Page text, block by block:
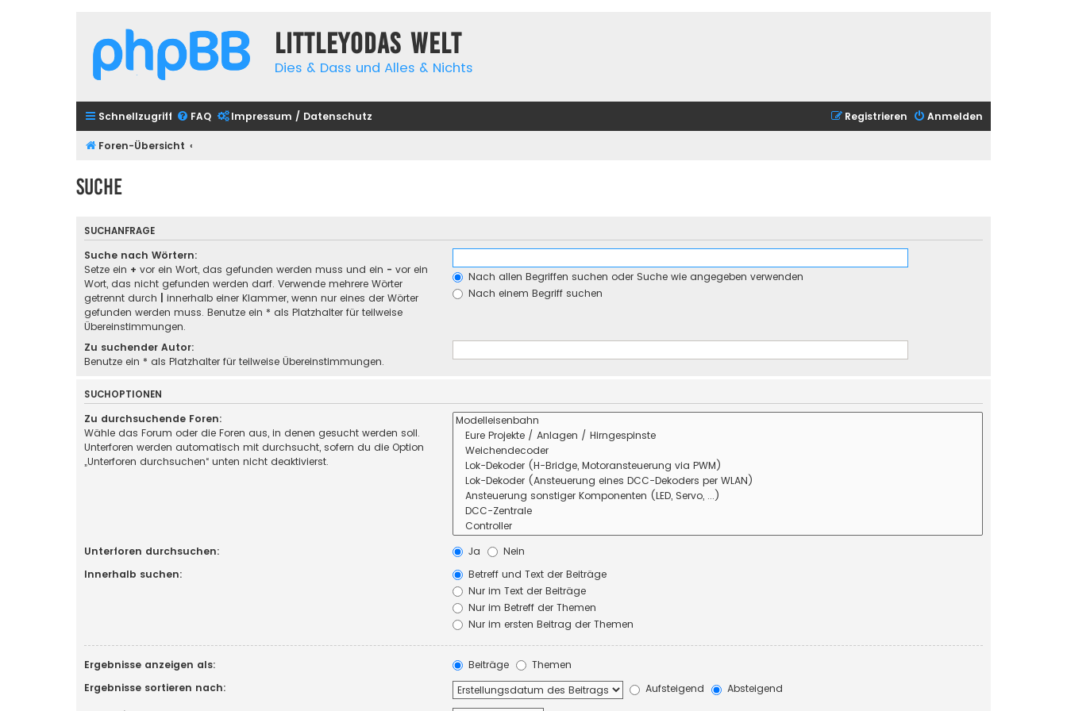
Littleyodas Welt
Dies & Dass und Alles & Nichts
Schnellzugriff FAQ Impressum / Datenschutz Anmelden
Registrieren
Foren-Übersicht
Suche
SUCHANFRAGE
Suche nach Wörtern:
Setze ein + vor ein Wort, das gefunden werden muss und ein - vor ein
Wort, das nicht gefunden werden darf. Verwende mehrere Wörter
getrennt durch
innerhalb einer Klammer, wenn nur eines der Wörter
gefunden werden muss. Benutze ein * als Platzhalter für teilweise
Übereinstimmungen.
Nach allen Begriffen suchen oder Suche wie angegeben verwenden
Nach einem Begriff suchen
Zu suchender Autor:
Benutze ein * als Platzhalter für teilweise Übereinstimmungen.
SUCHOPTIONEN
Zu durchsuchende Foren:
Wähle das Forum oder die Foren aus, in denen gesucht werden soll.
Unterforen werden automatisch mit durchsucht, sofern du die Option
„Unterforen durchsuchen“ unten nicht deaktivierst.
Unterforen durchsuchen: Ja
Nein
Innerhalb suchen:
Betreff und Text der Beiträge
Nur im Text der Beiträge
Nur im Betreff der Themen
Nur im ersten Beitrag der Themen
Ergebnisse anzeigen als: Beiträge
Themen
Ergebnisse sortieren nach:
Aufsteigend
Absteigend